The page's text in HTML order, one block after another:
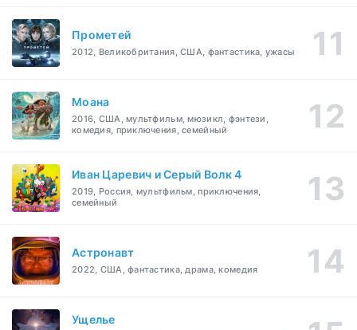
Прометей
2012, Великобритания, США, фантастика, ужасы
Моана
2016, США, мультфильм, мюзикл, фэнтези,
комедия, приключения, семейный
Иван Царевич и Серый Волк 4
2019, Россия, мультфильм, приключения,
семейный
Астронавт
2022, США, фантастика, драма, комедия
Ущелье